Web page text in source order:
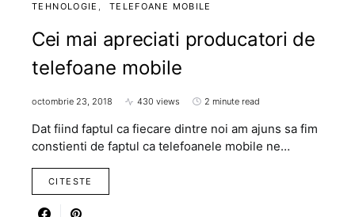
TEHNOLOGIE TELEFOANE MOBILE
Cei mai apreciati producatori de
telefoane mobile
octombrie 23, 2018 430 views 2 minute read
Dat fiind faptul ca fiecare dintre noi am ajuns sa fim
constienti de faptul ca telefoanele mobile ne…
CITESTE